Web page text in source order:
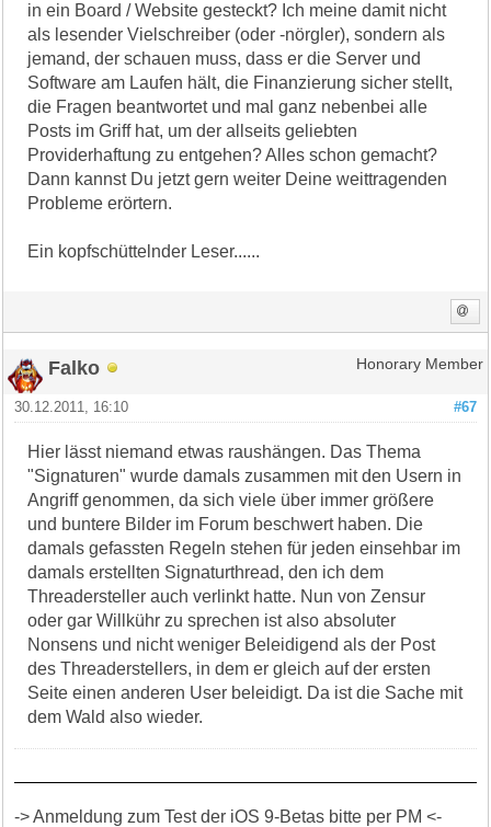
in ein Board / Website gesteckt? Ich meine damit nicht
als lesender Vielschreiber (oder -nörgler), sondern als
jemand, der schauen muss, dass er die Server und
Software am Laufen hält, die Finanzierung sicher stellt,
die Fragen beantwortet und mal ganz nebenbei alle
Posts im Griff hat, um der allseits geliebten
Providerhaftung zu entgehen? Alles schon gemacht?
Dann kannst Du jetzt gern weiter Deine weittragenden
Probleme erörtern.
Ein kopfschüttelnder Leser......
Falko Honorary Member
#67
30.12.2011, 16:10
Hier lässt niemand etwas raushängen. Das Thema
"Signaturen" wurde damals zusammen mit den Usern in
Angriff genommen, da sich viele über immer größere
und buntere Bilder im Forum beschwert haben. Die
damals gefassten Regeln stehen für jeden einsehbar im
damals erstellten Signaturthread, den ich dem
Threadersteller auch verlinkt hatte. Nun von Zensur
oder gar Willkühr zu sprechen ist also absoluter
Nonsens und nicht weniger Beleidigend als der Post
des Threaderstellers, in dem er gleich auf der ersten
Seite einen anderen User beleidigt. Da ist die Sache mit
dem Wald also wieder.
-> Anmeldung zum Test der iOS 9-Betas bitte per PM <-